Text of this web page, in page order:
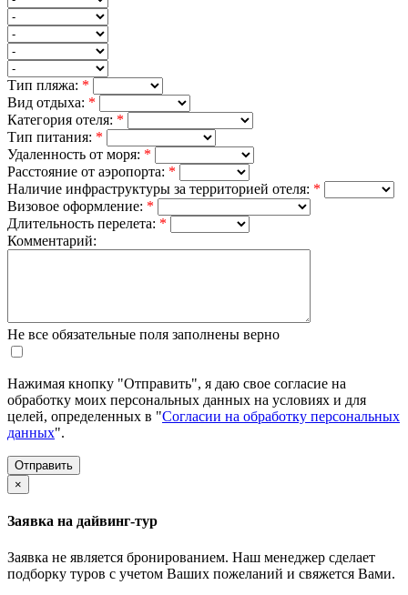
Тип пляжа: *
Вид отдыха: *
Категория отеля: *
Тип питания: *
Удаленность от моря: *
Расстояние от аэропорта: *
Наличие инфраструктуры за территорией отеля: *
Визовое оформление: *
Длительность перелета: *
Комментарий:
Не все обязательные поля заполнены верно
Нажимая кнопку "Отправить", я даю свое согласие на
обработку моих персональных данных на условиях и для
целей, определенных в "Согласии на обработку персональных
данных".
×
Заявка на дайвинг-тур
Заявка не является бронированием. Наш менеджер сделает
подборку туров с учетом Ваших пожеланий и свяжется Вами.